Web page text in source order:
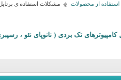
استفاده از محصولات مشکلات استفاده ی پرتابل
تک بردی ( نانوپای نئو ، رسپبری پای